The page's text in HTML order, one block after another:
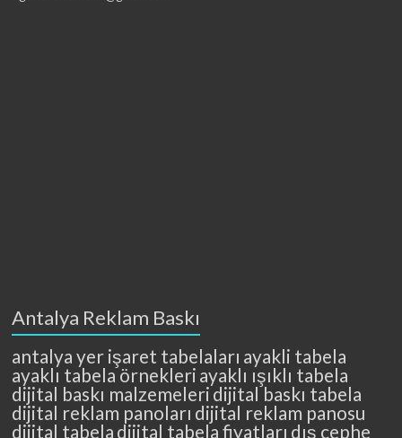
Antalya Reklam Baskı
antalya yer işaret tabelaları ayakli tabela
ayaklı tabela örnekleri ayaklı ışıklı tabela
dijital baskı malzemeleridijital baskı tabela
dijital reklam panoları dijital reklam panosu
dijital tabela dijital tabela fiyatları dış cephe